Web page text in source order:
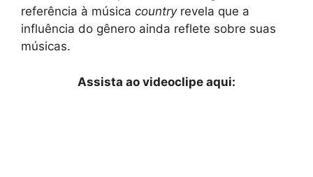
referência à música countryrevela que a
influência do gênero ainda reflete sobre suas
músicas.
Assista ao videoclipe aqui: